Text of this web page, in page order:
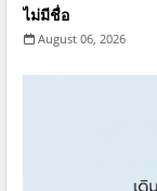
ไม่มีชื่อ
August 06, 2026